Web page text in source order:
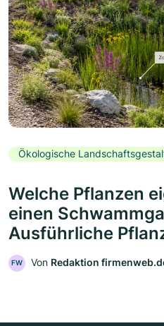
Ökologische
Welche Pflanzen
einen
Ausführliche
FW Von Redaktion